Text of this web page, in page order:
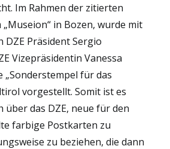
Im Rahmen der zitierten
in Bozen, wurde mit
DZE Präsident Sergio
Vizepräsidentin Vanessa
„Sonderstempel für das
vorgestellt. Somit ist es
über das DZE, neue für den
farbige Postkarten zu
zu beziehen, die dann